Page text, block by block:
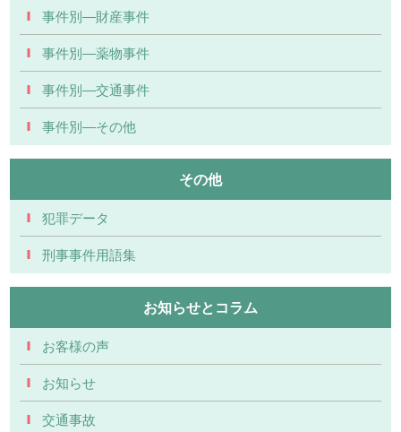
事件別―財産事件
事件別―薬物事件
事件別―交通事件
事件別―その他
その他
犯罪データ
刑事事件用語集
お知らせとコラム
お客様の声
お知らせ
交通事故